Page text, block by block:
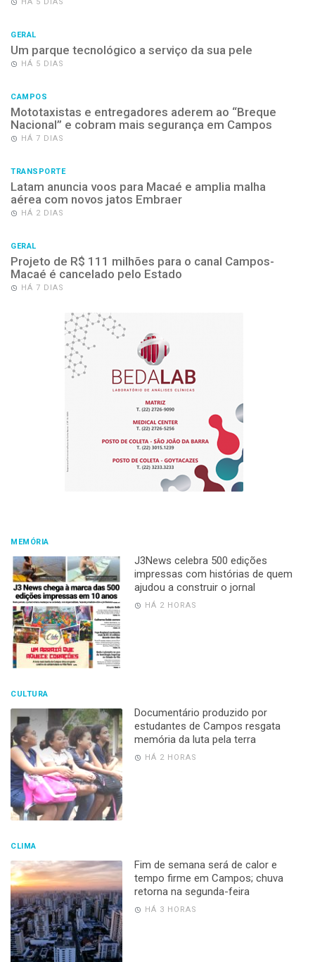
HÁ 5 DIAS
GERAL
Um parque tecnológico a serviço da sua pele
HÁ 5 DIAS
CAMPOS
Mototaxistas e entregadores aderem ao “Breque
Nacional” e cobram mais segurança em Campos
HÁ 7 DIAS
TRANSPORTE
Latam anuncia voos para Macaé e amplia malha
aérea com novos jatos Embraer
HÁ 2 DIAS
GERAL
Projeto de R$ 111 milhões para o canal Campos-
Macaé é cancelado pelo Estado
HÁ 7 DIAS
MEMÓRIA
J3News celebra 500 edições
impressas com histórias de quem
ajudou a construir o jornal
HÁ 2 HORAS
CULTURA
Documentário produzido por
estudantes de Campos resgata
memória da luta pela terra
HÁ 2 HORAS
CLIMA
Fim de semana será de calor e
tempo firme em Campos; chuva
retorna na segunda-feira
HÁ 3 HORAS